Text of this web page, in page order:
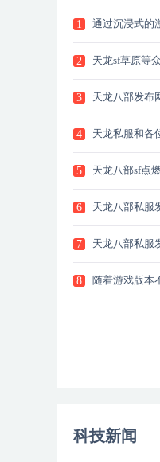
1
通过沉浸式的
加
2
天龙sf草原等
3
天龙八部发布
巨
4
天龙私服和各
生
5
天龙八部sf点
6
天龙八部私服
覆
7
天龙八部私服
家
8
随着游戏版本
科技新闻